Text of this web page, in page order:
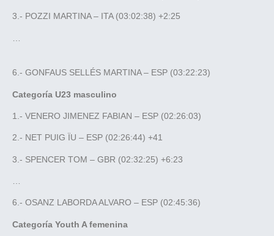
3.- POZZI MARTINA – ITA (03:02:38) +2:25
6.- GONFAUS SELLÉS MARTINA – ESP (03:22:23)
Categoría U23 masculino
1.- VENERO JIMENEZ FABIAN – ESP (02:26:03)
2.- NET PUIG ÏU – ESP (02:26:44) +41
3.- SPENCER TOM – GBR (02:32:25) +6:23
6.- OSANZ LABORDA ALVARO – ESP (02:45:36)
Categoría Youth A femenina